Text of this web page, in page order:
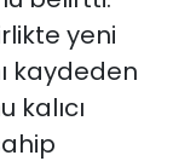
yeni
kaydeden
kalıcı